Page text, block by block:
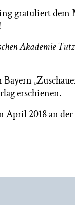
gratuliert
Akademie
erschienen.
April 2018 an